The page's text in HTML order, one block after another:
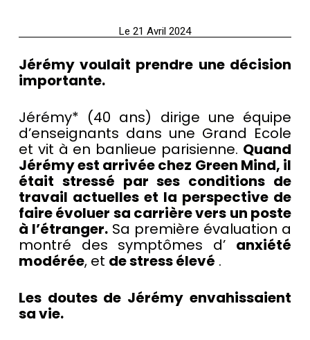
Le 21 Avril 2024
Jérémy voulait prendre une décision
importante.
Jérémy* (40 ans) dirige une équipe
d’enseignants dans une Grand Ecole
et vit à en banlieue parisienne. Quand
Jérémy est arrivée chez Green Mind, il
était stressé par ses conditions de
travail actuelles et la perspective de
faire évoluer sa carrière vers un poste
à l’étranger.Sa première évaluation a
montré des symptômes d’ anxiété
modérée, et de stress élevé .
Les doutes de Jérémy envahissaient
sa vie.